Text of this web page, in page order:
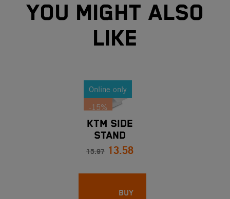
YOU MIGHT ALSO
LIKE
Online only
-15%
KTM SIDE
STAND
SPRING
MM
15.97 13.58
BUY